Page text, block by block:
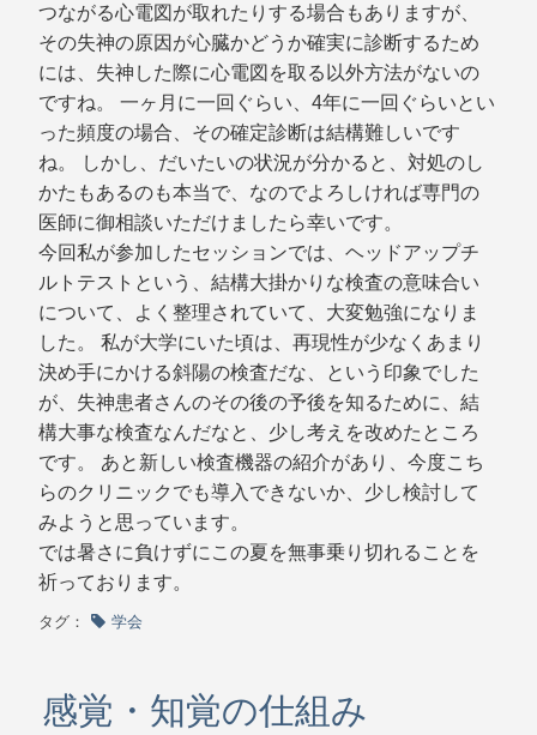
つながる心電図が取れたりする場合もありますが、
その失神の原因が心臓かどうか確実に診断するため
には、失神した際に心電図を取る以外方法がないの
ですね。 一ヶ月に一回ぐらい、4年に一回ぐらいとい
った頻度の場合、その確定診断は結構難しいです
ね。 しかし、だいたいの状況が分かると、対処のし
かたもあるのも本当で、なのでよろしければ専門の
医師に御相談いただけましたら幸いです。
今回私が参加したセッションでは、ヘッドアップチ
ルトテストという、結構大掛かりな検査の意味合い
について、よく整理されていて、大変勉強になりま
した。 私が大学にいた頃は、再現性が少なくあまり
決め手にかける斜陽の検査だな、という印象でした
が、失神患者さんのその後の予後を知るために、結
構大事な検査なんだなと、少し考えを改めたところ
です。 あと新しい検査機器の紹介があり、今度こち
らのクリニックでも導入できないか、少し検討して
みようと思っています。
では暑さに負けずにこの夏を無事乗り切れることを
祈っております。
タグ： 学会
感覚・知覚の仕組み